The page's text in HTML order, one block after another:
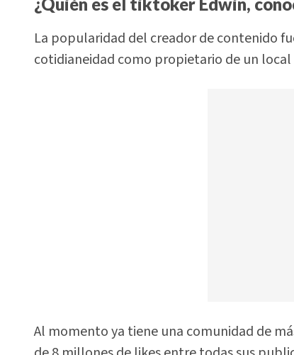
La popularidad del creador de contenido
cotidianeidad como propietario de un
Al momento ya tiene una comunidad de